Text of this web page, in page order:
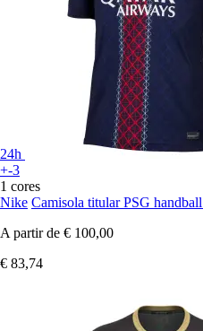
24h
+-3
1 cores
Nike Camisola titular PSG
A partir de € 100,00
€ 83,74